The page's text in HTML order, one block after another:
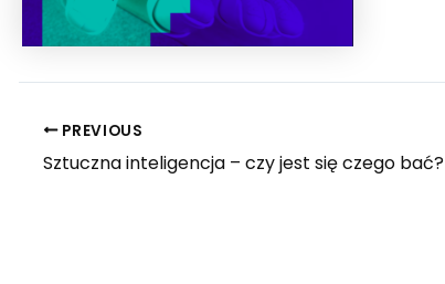
PREVIOUS
Sztuczna inteligencja – czy jest się czego bać?